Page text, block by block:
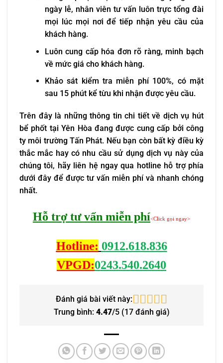
ngày lễ, nhân viên tư vấn luôn trực tổng đài
mọi lúc mọi nơi để tiếp nhận yêu cầu của
khách hàng.
Luôn cung cấp hóa đơn rõ ràng, minh bạch
về mức giá cho khách hàng.
Khảo sát kiểm tra miễn phí 100%, có mặt
sau 15 phút kể từu khi nhận được yêu cầu.
Trên đây là những thông tin chi tiết về dịch vụ hút
bể phốt tại Yên Hòa đang được cung cấp bởi công
ty môi trường Tấn Phát. Nếu bạn còn bất kỳ điều kỳ
thắc mắc hay có nhu cầu sử dụng dịch vụ này của
chúng tôi, hãy liên hệ ngay qua hotline hỗ trợ phía
dưới đây để được tư vấn miễn phí và nhanh chóng
nhất.
Hỗ trợ tư vấn miễn phí<Click gọi ngay>
Hotline: 0912.618.836
VPGD:0243.540.2640
Đánh giá bài viết này:
Trung bình: 4.47/5 (17đánh giá)